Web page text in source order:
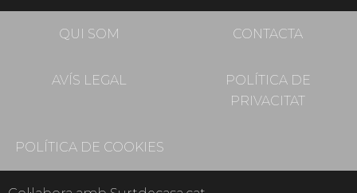
QUI SOM CONTACTA
AVÍS LEGAL
POLÍTICA DE
PRIVACITAT
POLÍTICA DE COOKIES